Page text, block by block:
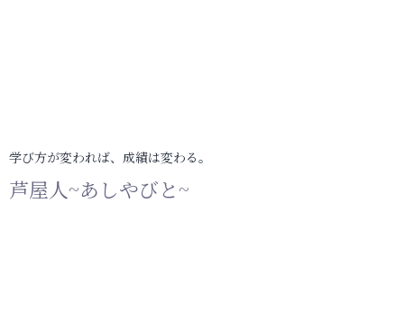
学び方が変われば、成績は変わる。
芦屋人~あしやびと~